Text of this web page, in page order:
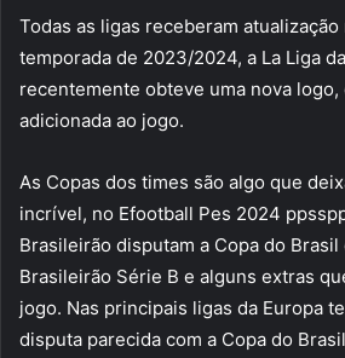
Todas as ligas receberam atualização
temporada de 2023/2024, a La Liga
recentemente obteve uma nova
adicionada ao jogo.
As Copas dos times são algo que
incrível, no Efootball Pes 2024
Brasileirão disputam a Copa do
Brasileirão Série B e alguns extras
jogo. Nas principais ligas da Europa
disputa parecida com a Copa do